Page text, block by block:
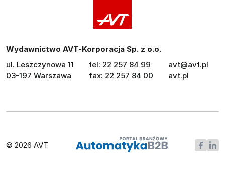
Wydawnictwo AVT-Korporacja Sp. z o.o.
ul. Leszczynowa 11
03-197 Warszawa
tel: 22 257 84 99
fax: 22 257 84 00
avt@avt.pl
avt.pl
© 2026 AVT